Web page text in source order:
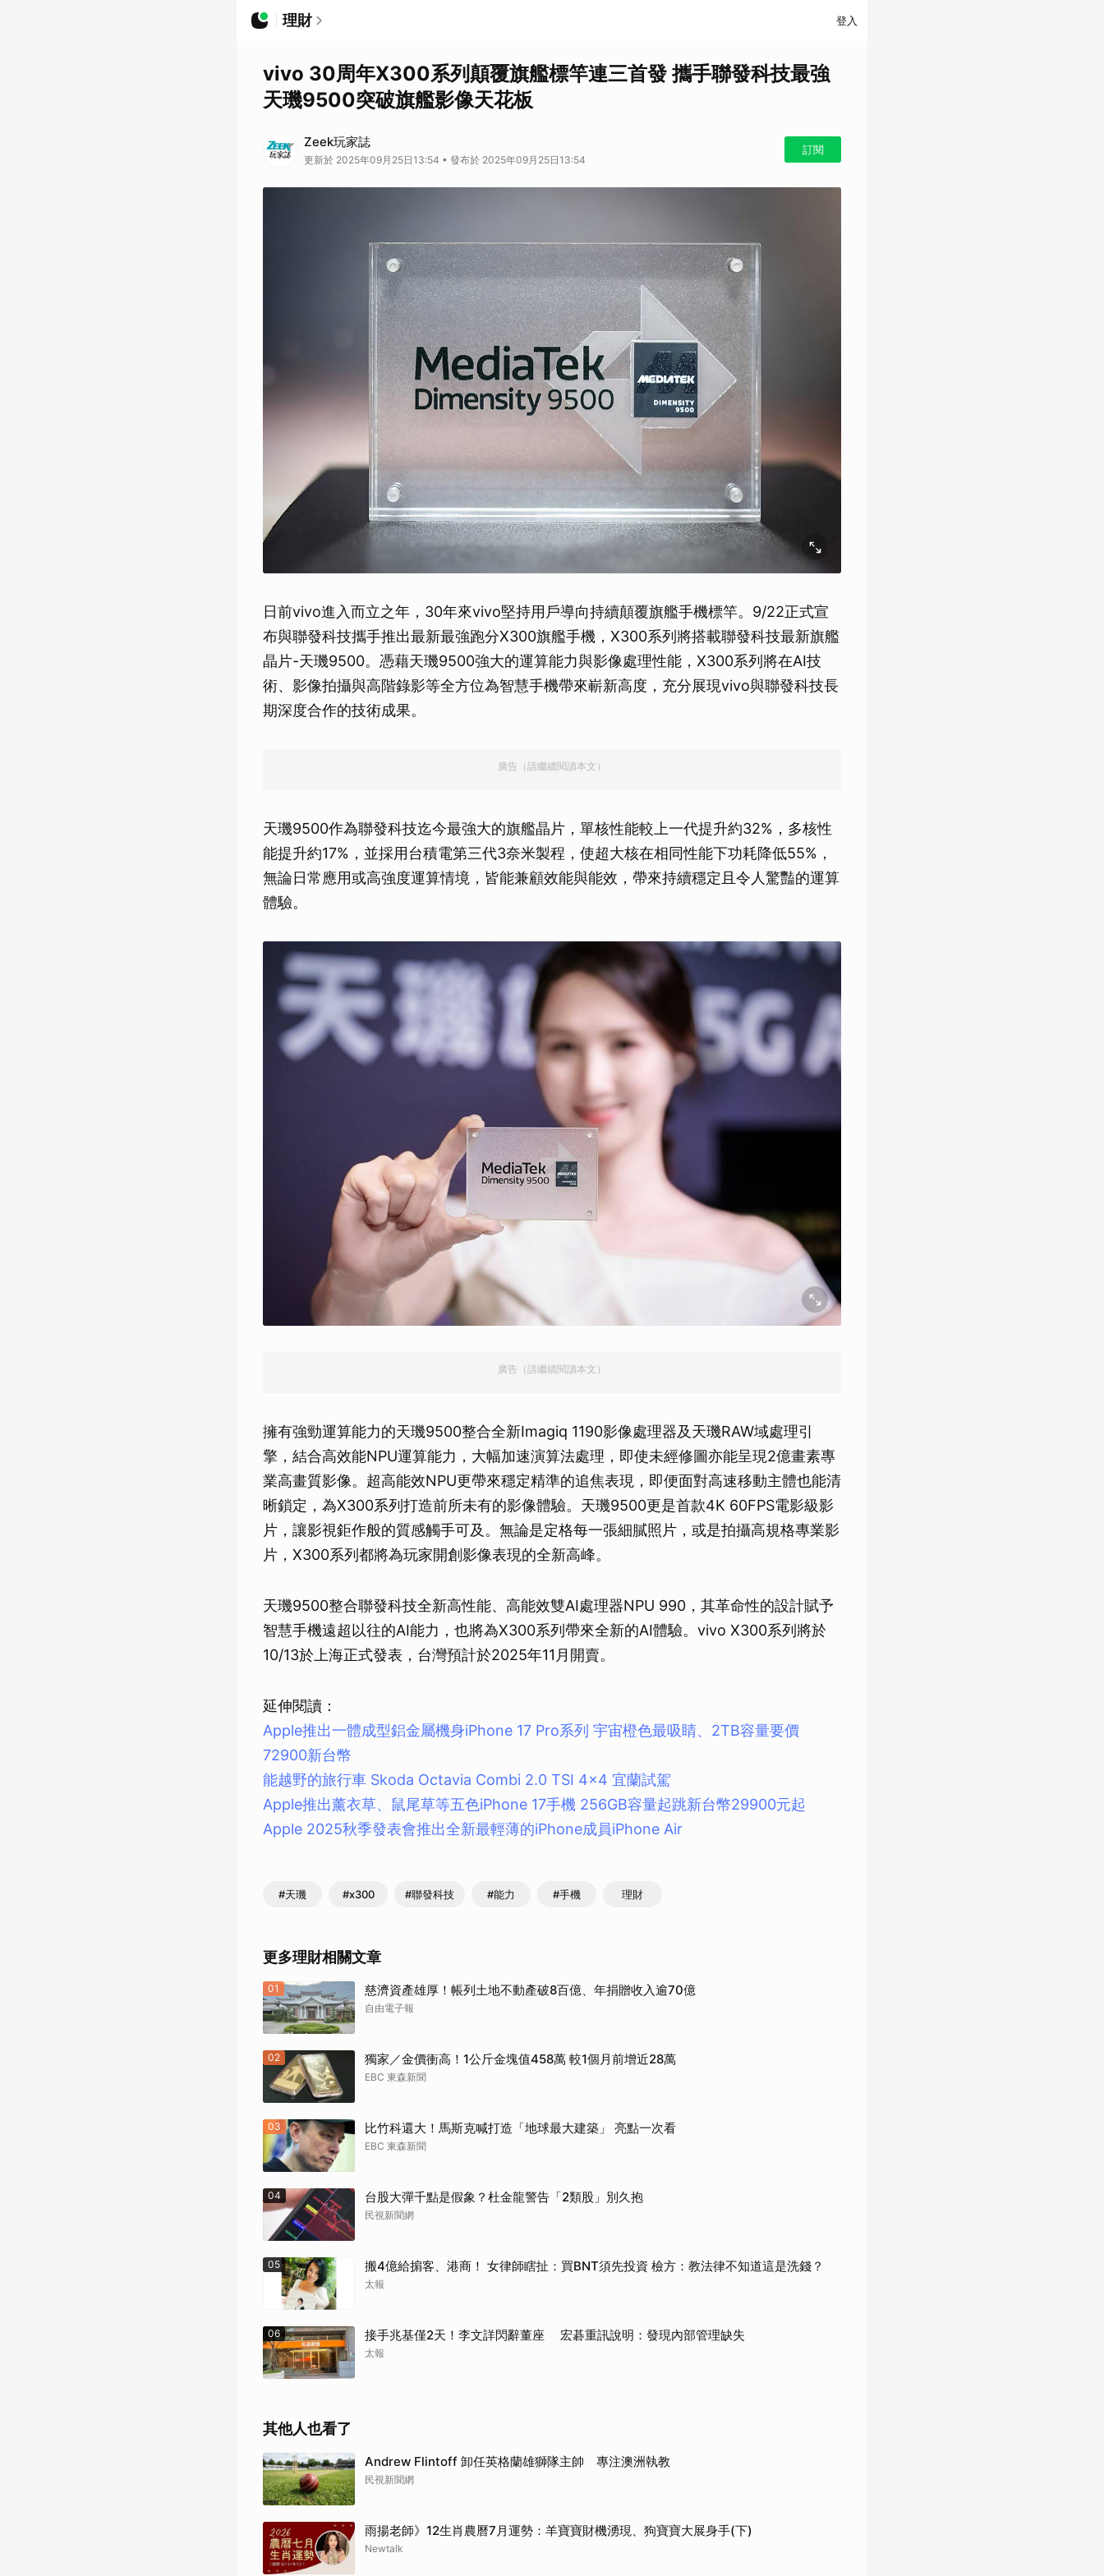
理財 登入
vivo 30周年X300系列顛覆旗艦標竿連三首發 攜手聯發科技最強
天璣9500突破旗艦影像天花板
Zeek玩家誌
更新於 2025年09月25日13:54 • 發布於 2025年09月25日13:54
訂閱
日前vivo進入而立之年，30年來vivo堅持用戶導向持續顛覆旗艦手機標竿。9/22正式宣
布與聯發科技攜手推出最新最強跑分X300旗艦手機，X300系列將搭載聯發科技最新旗艦
晶片-天璣9500。憑藉天璣9500強大的運算能力與影像處理性能，X300系列將在AI技
術、影像拍攝與高階錄影等全方位為智慧手機帶來嶄新高度，充分展現vivo與聯發科技長
期深度合作的技術成果。
廣告（請繼續閱讀本文）
天璣9500作為聯發科技迄今最強大的旗艦晶片，單核性能較上一代提升約32%，多核性
能提升約17%，並採用台積電第三代3奈米製程，使超大核在相同性能下功耗降低55%，
無論日常應用或高強度運算情境，皆能兼顧效能與能效，帶來持續穩定且令人驚豔的運算
體驗。
廣告（請繼續閱讀本文）
擁有強勁運算能力的天璣9500整合全新Imagiq 1190影像處理器及天璣RAW域處理引
擎，結合高效能NPU運算能力，大幅加速演算法處理，即使未經修圖亦能呈現2億畫素專
業高畫質影像。超高能效NPU更帶來穩定精準的追焦表現，即便面對高速移動主體也能清
晰鎖定，為X300系列打造前所未有的影像體驗。天璣9500更是首款4K 60FPS電影級影
片，讓影視鉅作般的質感觸手可及。無論是定格每一張細膩照片，或是拍攝高規格專業影
片，X300系列都將為玩家開創影像表現的全新高峰。
天璣9500整合聯發科技全新高性能、高能效雙AI處理器NPU 990，其革命性的設計賦予
智慧手機遠超以往的AI能力，也將為X300系列帶來全新的AI體驗。vivo X300系列將於
10/13於上海正式發表，台灣預計於2025年11月開賣。
延伸閱讀：
Apple推出一體成型鋁金屬機身iPhone 17 Pro系列 宇宙橙色最吸睛、2TB容量要價
72900新台幣
能越野的旅行車 Skoda Octavia Combi 2.0 TSI 4×4 宜蘭試駕
Apple推出薰衣草、鼠尾草等五色iPhone 17手機 256GB容量起跳新台幣29900元起
Apple 2025秋季發表會推出全新最輕薄的iPhone成員iPhone Air
#天璣 #x300 #聯發科技 #能力 #手機 理財
更多理財相關文章
01 慈濟資產雄厚！帳列土地不動產破8百億、年捐贈收入逾70億
自由電子報
02 獨家／金價衝高！1公斤金塊值458萬 較1個月前增近28萬
EBC 東森新聞
03 比竹科還大！馬斯克喊打造「地球最大建築」 亮點一次看
EBC 東森新聞
04 台股大彈千點是假象？杜金龍警告「2類股」別久抱
民視新聞網
05 搬4億給掮客、港商！ 女律師瞎扯：買BNT須先投資 檢方：教法律不知道這是洗錢？
太報
06 接手兆基僅2天！李文詳閃辭董座 宏碁重訊說明：發現內部管理缺失
太報
其他人也看了
Andrew Flintoff 卸任英格蘭雄獅隊主帥 專注澳洲執教
民視新聞網
雨揚老師》12生肖農曆7月運勢：羊寶寶財機湧現、狗寶寶大展身手(下)
Newtalk